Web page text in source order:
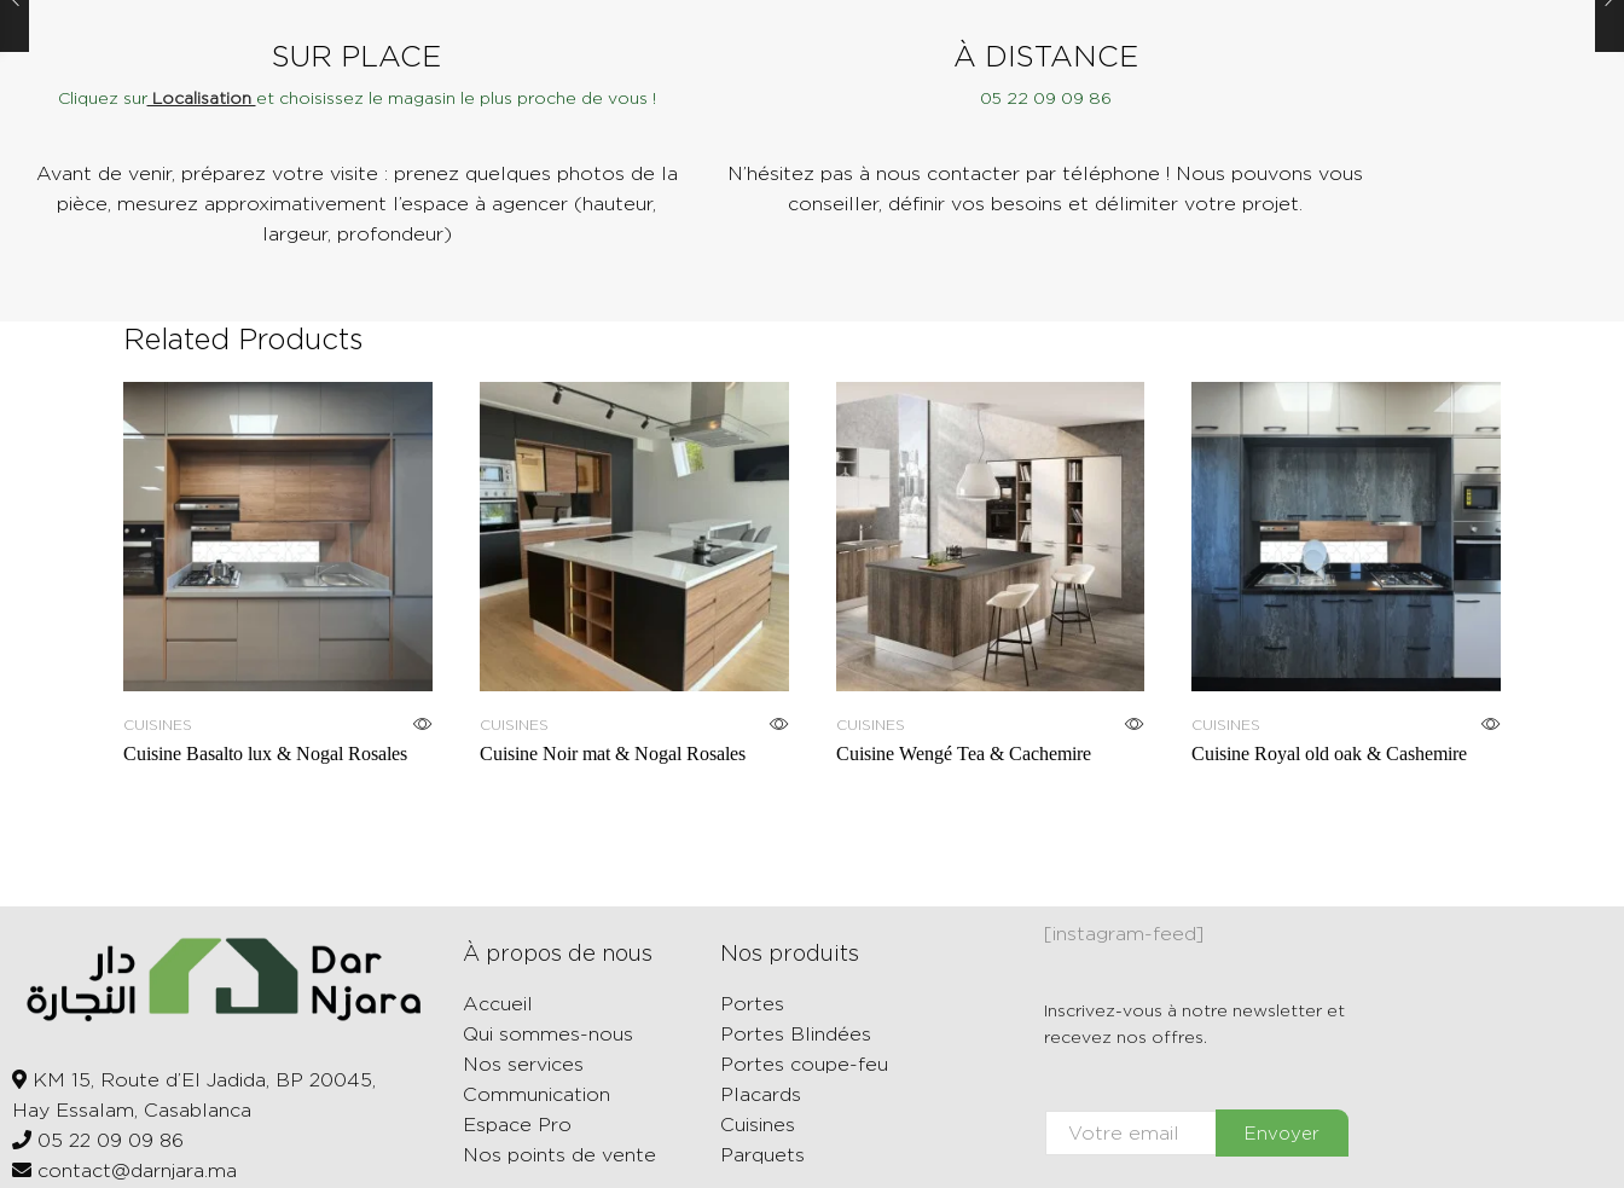
SUR PLACE
Cliquez surLocalisation et choisissez le magasin le plus proche de vous !
Avant de venir, préparez votre visite : prenez quelques photos de la
pièce, mesurez approximativement l’espace à agencer (hauteur,
largeur, profondeur)
À DISTANCE
05 22 09 09 86
N’hésitez pas à nous contacter par téléphone ! Nous pouvons vous
conseiller, définir vos besoins et délimiter votre projet.
Related Products
CUISINES
Cuisine Basalto lux & Nogal Rosales
CUISINES
Cuisine Noir mat & Nogal Rosales
CUISINES
Cuisine Wengé Tea & Cachemire
CUISINES
Cuisine Royal old oak & Cashemire
KM 15, Route d’El Jadida, BP 20045,
Hay Essalam, Casablanca
05 22 09 09 86
contact@darnjara.ma
À propos de nous
Accueil
Qui sommes-nous
Nos services
Communication
Espace Pro
Nos points de vente
Nos produits
Portes
Portes Blindées
Portes coupe-feu
Placards
Cuisines
Parquets
[instagram-feed]
Inscrivez-vous à notre newsletter et
recevez nos offres.
Envoyer